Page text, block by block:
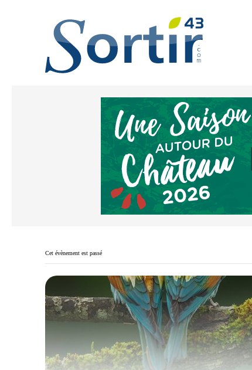
Cet évènement est passé